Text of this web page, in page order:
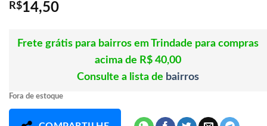
R$14,50
Frete grátis para bairros em Trindade para compras
acima de R$ 40,00
Consulte a lista de bairros
Fora de estoque